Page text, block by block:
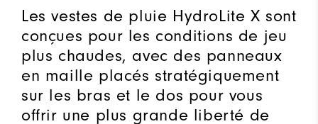
Les vestes de pluie HydroLite X sont
conçues pour les conditions de jeu
plus chaudes, avec des panneaux
en maille placés stratégiquement
sur les bras et le dos pour vous
offrir une plus grande liberté de